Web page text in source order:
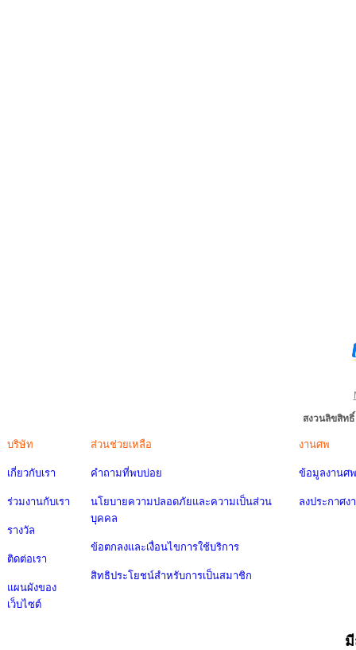
สงวนลิขสิท
บริษัท
เกี่ยวกับเรา
ร่วมงานกับเรา
รางวัล
ติดต่อเรา
แผนผังของ
เว็บไซต์
ส่วนช่วยเหลือ
คำถามที่พบบ่อย
นโยบายความปลอดภัยและความเป็นส่วน
บุคคล
ข้อตกลงและเงื่อนไขการใช้บริการ
สิทธิประโยชน์สำหรับการเป็นสมาชิก
งานศพ
ข้อมูลงานศพ
ลงประกาศง